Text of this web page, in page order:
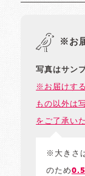
※お
写真はサン
※お届けす
もの以外は
をご了承い
※大きさ
のため